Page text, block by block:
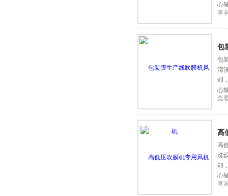
心
查
包
包
清
却
心
查
高
高
洗
却
心
查